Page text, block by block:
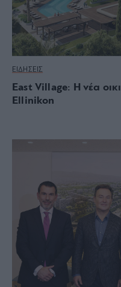
ΕΙΔΗΣΕΙΣ
East Village: Η νέα
Ellinikon